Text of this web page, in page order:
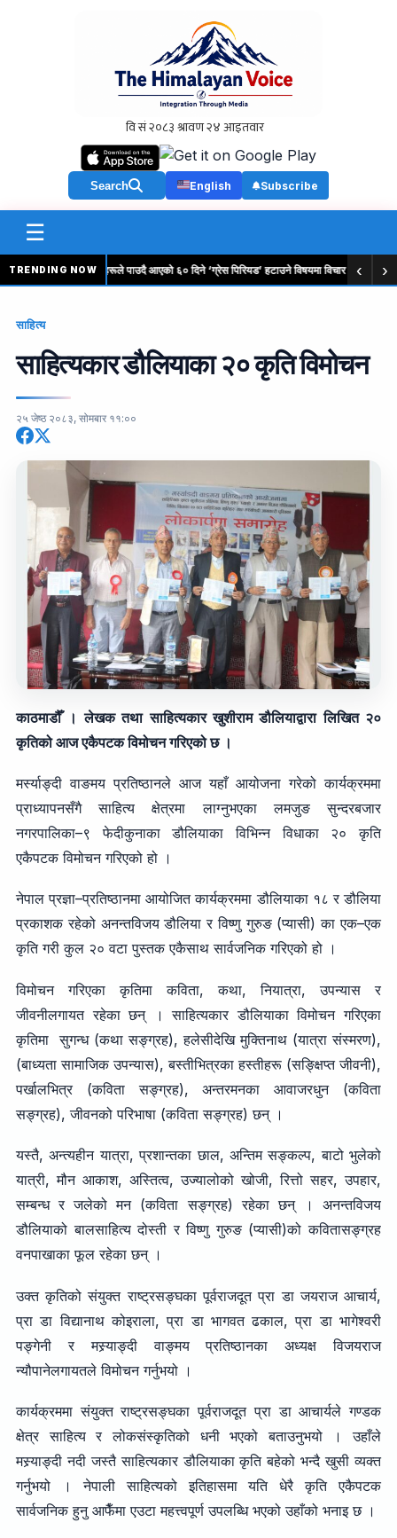
Search English Subscribe
☰
TRENDING NOW
एच-१बी कामदारहरूले पाउदै आएको ६० दिने ‘ग्रेस पिरियड’ हटाउने विषयमा विचार गरिदै ‹ ›
साहित्य
साहित्यकार डौलियाका २० कृति विमोचन
२५ जेष्ठ २०८३, सोमबार ११:००
काठमाडौँ । लेखक तथा साहित्यकार खुशीराम डौलियाद्वारा लिखित २०
कृतिको आज एकैपटक विमोचन गरिएको छ ।
मर्स्याङ्दी वाङमय प्रतिष्ठानले आज यहाँ आयोजना गरेको कार्यक्रममा
प्राध्यापनसँगै साहित्य क्षेत्रमा लाग्नुभएका लमजुङ सुन्दरबजार
नगरपालिका–९ फेदीकुनाका डौलियाका विभिन्न विधाका २० कृति
एकैपटक विमोचन गरिएको हो ।
नेपाल प्रज्ञा–प्रतिष्ठानमा आयोजित कार्यक्रममा डौलियाका १८ र डौलिया
प्रकाशक रहेको अनन्तविजय डौलिया र विष्णु गुरुङ (प्यासी) का एक–एक
कृति गरी कुल २० वटा पुस्तक एकैसाथ सार्वजनिक गरिएको हो ।
विमोचन गरिएका कृतिमा कविता, कथा, नियात्रा, उपन्यास र
जीवनीलगायत रहेका छन् । साहित्यकार डौलियाका विमोचन गरिएका
कृतिमा सुगन्ध (कथा सङ्ग्रह), हलेसीदेखि मुक्तिनाथ (यात्रा संस्मरण),
(बाध्यता सामाजिक उपन्यास), बस्तीभित्रका हस्तीहरू (सङ्क्षिप्त जीवनी),
पर्खालभित्र (कविता सङ्ग्रह), अन्तरमनका आवाजरधुन (कविता
सङ्ग्रह), जीवनको परिभाषा (कविता सङ्ग्रह) छन् ।
यस्तै, अन्त्यहीन यात्रा, प्रशान्तका छाल, अन्तिम सङ्कल्प, बाटो भुलेको
यात्री, मौन आकाश, अस्तित्व, उज्यालोको खोजी, रित्तो सहर, उपहार,
सम्बन्ध र जलेको मन (कविता सङ्ग्रह) रहेका छन् । अनन्तविजय
डौलियाको बालसाहित्य दोस्ती र विष्णु गुरुङ (प्यासी)को कवितासङ्ग्रह
वनपाखाका फूल रहेका छन् ।
उक्त कृतिको संयुक्त राष्ट्रसङ्घका पूर्वराजदूत प्रा डा जयराज आचार्य,
प्रा डा विद्यानाथ कोइराला, प्रा डा भागवत ढकाल, प्रा डा भागेश्वरी
पङ्गेनी र मस्र्याङ्दी वाङ्मय प्रतिष्ठानका अध्यक्ष विजयराज
न्यौपानेलगायतले विमोचन गर्नुभयो ।
कार्यक्रममा संयुक्त राष्ट्रसङ्घका पूर्वराजदूत प्रा डा आचार्यले गण्डक
क्षेत्र साहित्य र लोकसंस्कृतिको धनी भएको बताउनुभयो । उहाँले
मस्र्याङ्दी नदी जस्तै साहित्यकार डौलियाका कृति बहेको भन्दै खुसी व्यक्त
गर्नुभयो । नेपाली साहित्यको इतिहासमा यति धेरै कृति एकैपटक
सार्वजनिक हुनु आफैँमा एउटा महत्त्वपूर्ण उपलब्धि भएको उहाँको भनाइ छ ।